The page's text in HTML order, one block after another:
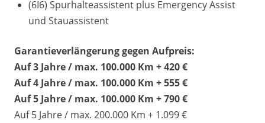
(6I6) Spurhalteassistent plus Emergency Assist
und Stauassistent
Garantieverlängerung gegen Aufpreis:
Auf 3 Jahre / max. 100.000 Km + 420 €
Auf 4 Jahre / max. 100.000 Km + 555 €
Auf 5 Jahre / max. 100.000 Km + 790 €
Auf 5 Jahre / max. 200.000 Km + 1.099 €